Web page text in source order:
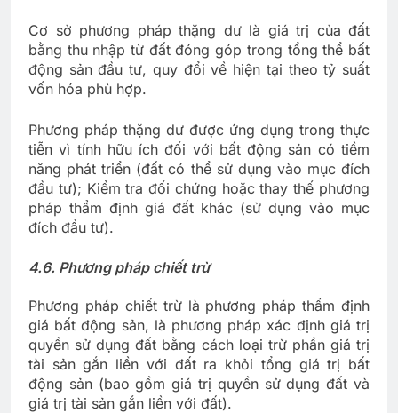
Cơ sở phương pháp thặng dư là giá trị của đất
bằng thu nhập từ đất đóng góp trong tổng thể bất
động sản đầu tư, quy đổi về hiện tại theo tỷ suất
vốn hóa phù hợp.
Phương pháp thặng dư được ứng dụng trong thực
tiễn vì tính hữu ích đối với bất động sản có tiềm
năng phát triển (đất có thể sử dụng vào mục đích
đầu tư); Kiểm tra đối chứng hoặc thay thế phương
pháp thẩm định giá đất khác (sử dụng vào mục
đích đầu tư).
4.6. Phương pháp chiết trừ
Phương pháp chiết trừ là phương pháp thẩm định
giá bất động sản, là phương pháp xác định giá trị
quyền sử dụng đất bằng cách loại trừ phần giá trị
tài sản gắn liền với đất ra khỏi tổng giá trị bất
động sản (bao gồm giá trị quyền sử dụng đất và
giá trị tài sản gắn liền với đất).